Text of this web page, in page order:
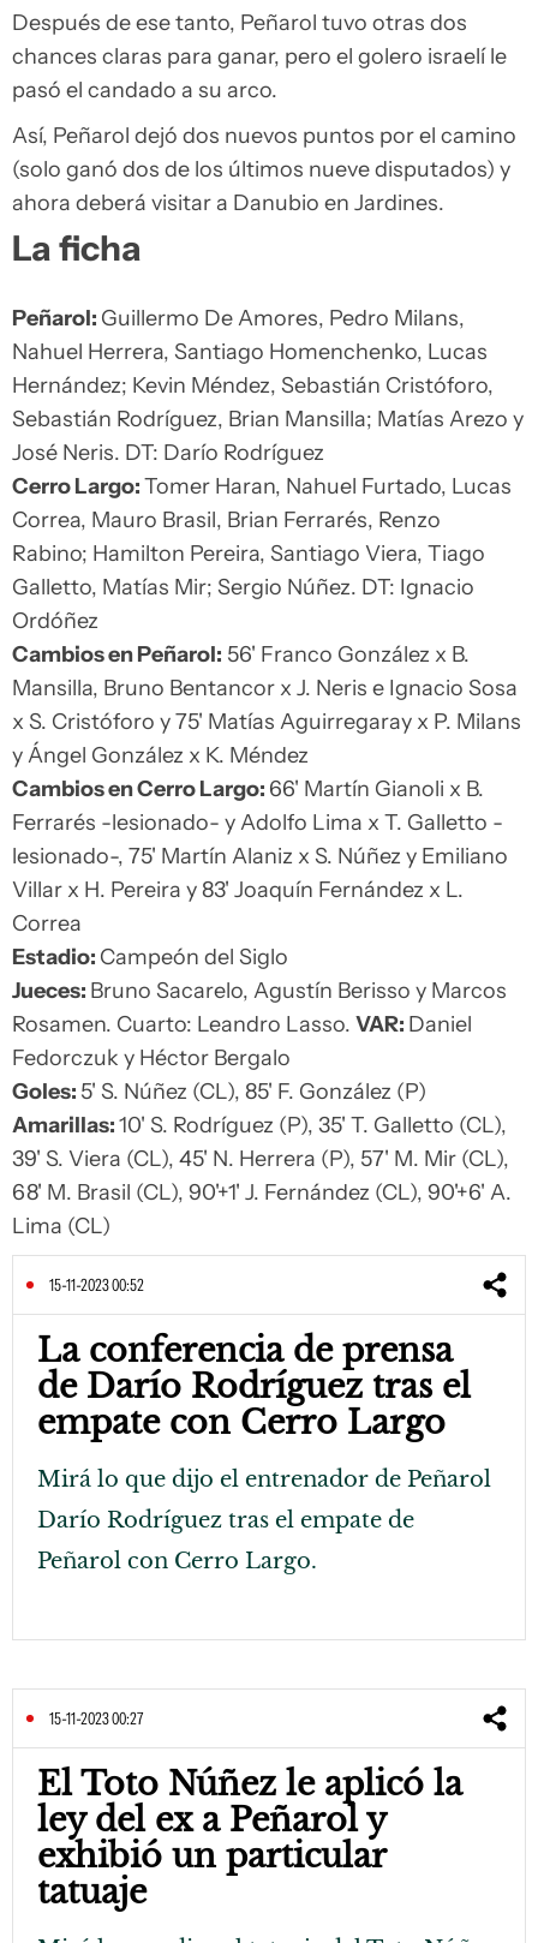
Después de ese tanto, Peñarol tuvo otras dos
chances claras para ganar, pero el golero israelí le
pasó el candado a su arco.
Así, Peñarol dejó dos nuevos puntos por el camino
(solo ganó dos de los últimos nueve disputados) y
ahora deberá visitar a Danubio en Jardines.
La ficha
Peñarol: Guillermo De Amores, Pedro Milans,
Nahuel Herrera, Santiago Homenchenko, Lucas
Hernández; Kevin Méndez, Sebastián Cristóforo,
Sebastián Rodríguez, Brian Mansilla; Matías Arezo y
José Neris. DT: Darío Rodríguez
Cerro Largo:Tomer Haran, Nahuel Furtado, Lucas
Correa, Mauro Brasil, Brian Ferrarés, Renzo
Rabino; Hamilton Pereira, Santiago Viera, Tiago
Galletto, Matías Mir; Sergio Núñez. DT: Ignacio
Ordóñez
Cambios en Peñarol: 56' Franco González x B.
Mansilla, Bruno Bentancor x J. Neris e Ignacio Sosa
x S. Cristóforo y 75' Matías Aguirregaray x P. Milans
y Ángel González x K. Méndez
Cambios en Cerro Largo: 66' Martín Gianoli x B.
Ferrarés -lesionado- y Adolfo Lima x T. Galletto -
lesionado-, 75' Martín Alaniz x S. Núñez y Emiliano
Villar x H. Pereira y 83' Joaquín Fernández x L.
Correa
Estadio: Campeón del Siglo
Jueces: Bruno Sacarelo, Agustín Berisso y Marcos
Rosamen. Cuarto: Leandro Lasso. VAR: Daniel
Fedorczuk y Héctor Bergalo
Goles: 5' S. Núñez (CL), 85' F. González (P)
Amarillas:10' S. Rodríguez (P), 35' T. Galletto (CL),
39' S. Viera (CL), 45' N. Herrera (P), 57' M. Mir (CL),
68' M. Brasil (CL), 90'+1' J. Fernández (CL), 90'+6' A.
Lima (CL)
15-11-2023 00:52
La conferencia de prensa
de Darío Rodríguez tras el
empate con Cerro Largo
Mirá lo que dijo el entrenador de Peñarol
Darío Rodríguez tras el empate de
Peñarol con Cerro Largo.
15-11-2023 00:27
El Toto Núñez le aplicó la
ley del ex a Peñarol y
exhibió un particular
tatuaje